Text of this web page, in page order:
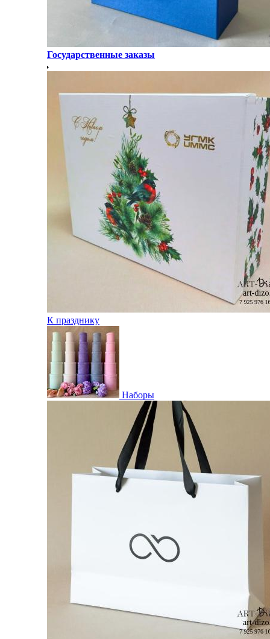
Государственные заказы
К празднику
Наборы